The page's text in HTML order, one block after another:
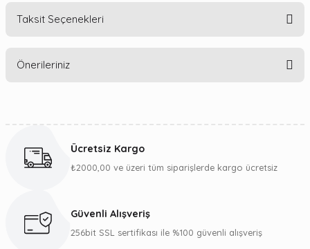
Taksit Seçenekleri
Önerileriniz
Görüş ve önerileriniz için teşekkür ederiz.
Ürün bilgilerinde hatalar bulunuyor.
Ücretsiz Kargo
₺2000,00 ve üzeri tüm siparişlerde kargo ücretsiz
Güvenli Alışveriş
256bit SSL sertifikası ile %100 güvenli alışveriş